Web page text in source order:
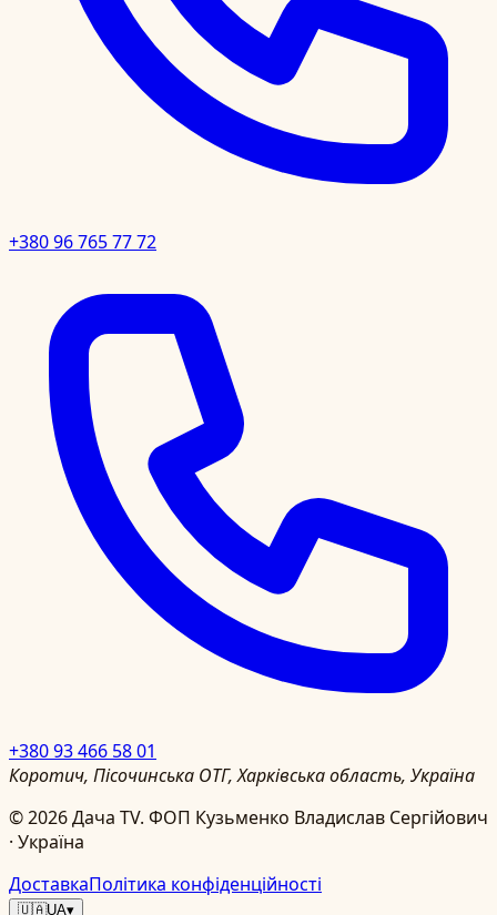
+380 96 765 77 72
+380 93 466 58 01
Коротич, Пісочинська ОТГ, Харківська область, Україна
©2026Дача TV. ФОП Кузьменко Владислав Сергійович
· Україна
ДоставкаПолітика конфіденційності
🇺🇦UA▾